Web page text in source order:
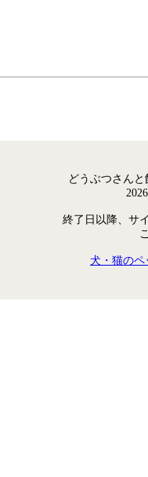
どうぶつさん
終了日以降、サ
犬・猫のペ